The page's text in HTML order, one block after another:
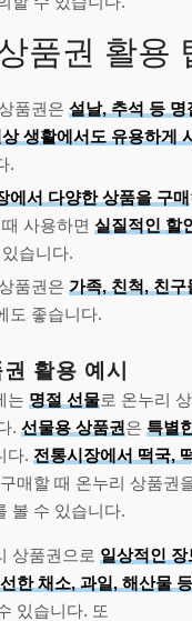
품권 활용
품권은 설날, 추석 등 명
상 생활에서도 유용하게
.
에서 다양한 상품을 구매
사용하면 실질적인 할
습니다.
품권은 가족, 친척, 친구
도 좋습니다.
활용 예시
는 명절 선물로 온누리
. 선물용 상품권은 특별
다. 전통시장에서 떡국,
매할 때 온누리 상품권
볼 수 있습니다.
상품권으로 일상적인 장
한 채소, 과일, 해산물
있습니다. 또